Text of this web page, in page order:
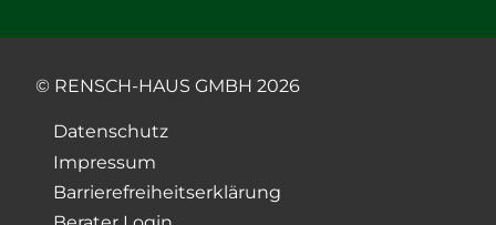
© RENSCH-HAUS GMBH 2026
Datenschutz
Impressum
Barrierefreiheitserklärung